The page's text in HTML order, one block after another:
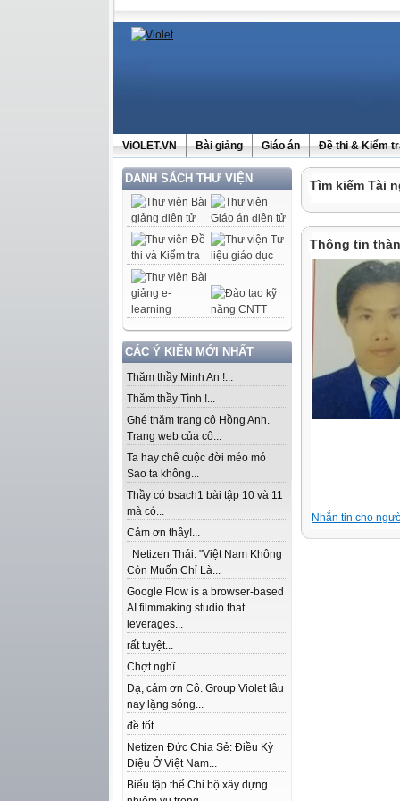
ViOLET.VN Bài giảng Giáo án Đề thi & Kiểm
DANH SÁCH THƯ VIỆN
CÁC Ý KIẾN MỚI NHẤT
Thăm thầy Minh An !...
Thăm thầy Tình !...
Ghé thăm trang cô Hồng Anh.
Trang web của cô...
Ta hay chê cuộc đời méo mó
Sao ta không...
Thầy có bsach1 bài tập 10 và 11
mà có...
Cảm ơn thầy!...
Netizen Thái: "Việt Nam Không
Còn Muốn Chỉ Là...
Google Flow is a browser-based
AI filmmaking studio that
leverages...
rất tuyệt...
Chợt nghĩ......
Dạ, cảm ơn Cô. Group Violet lâu
nay lặng sóng...
đề tốt...
Netizen Đức Chia Sẻ: Điều Kỳ
Diệu Ở Việt Nam...
Biểu tập thể Chi bộ xây dựng
Tìm kiếm Tài
Thông tin
Nhắn tin cho